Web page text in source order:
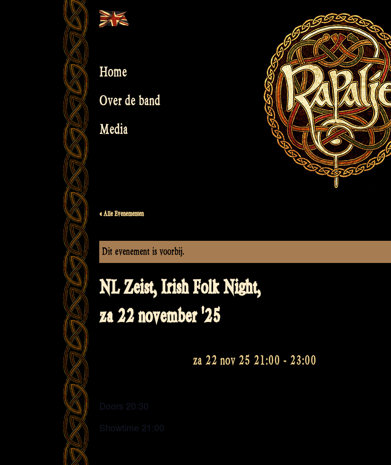
to
Home
Over de band
Media
« Alle Evenementen
Dit evenement is voorbij.
NL Zeist, Irish Folk Night,
za 22 november '25
za 22 nov 25 21:00 - 23:00
Doors 20:30
Showtime 21:00